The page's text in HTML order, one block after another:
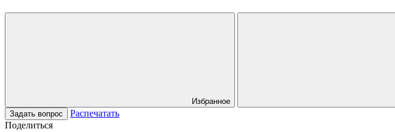
Избранное
Задать вопрос
Распечатать
Поделиться